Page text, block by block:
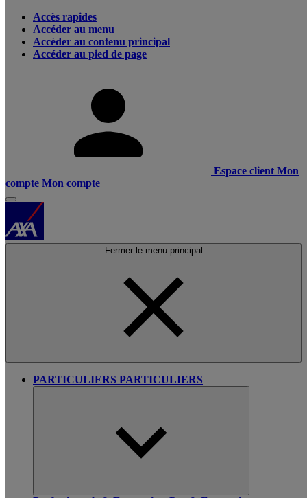
Accès rapides
Accéder au menu
Accéder au contenu principal
Accéder au pied de page
Espace client Mon
compte Mon compte
Fermer le menu principal
PARTICULIERS PARTICULIERS